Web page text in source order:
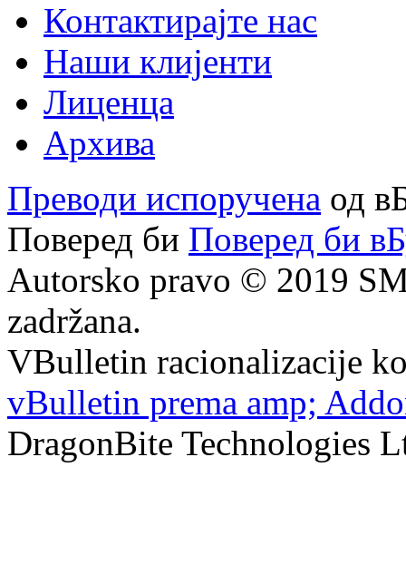
Контактирајте нас
Наши клијенти
Лиценца
Архива
Преводи испоручена од
Поверед би Поверед би
Autorsko pravo © 2019
zadržana.
VBulletin racionalizacije
vBulletin prema amp;
DragonBite Technologies